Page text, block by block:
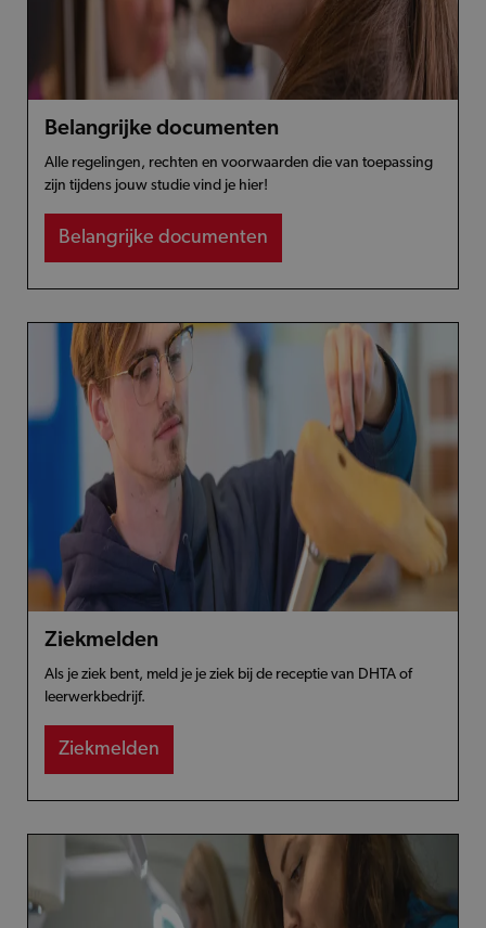
Belangrijke documenten
Alle regelingen, rechten en voorwaarden die van toepassing
zijn tijdens jouw studie vind je hier!
Belangrijke documenten
Ziekmelden
Als je ziek bent, meld je je ziek bij de receptie van DHTA of
leerwerkbedrijf.
Ziekmelden